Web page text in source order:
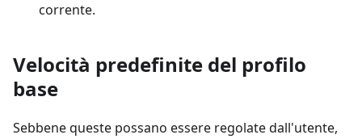
corrente.
Velocità predefinite del profilo
base
Sebbene queste possano essere regolate dall'utente,